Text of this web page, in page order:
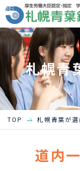
札幌青
TOP 札幌青葉が
道内一